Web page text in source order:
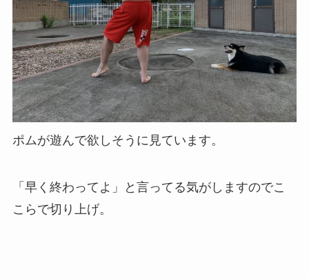
ポムが遊んで欲しそうに見ています。
「早く終わってよ」と言ってる気がしますのでこ
こらで切り上げ。